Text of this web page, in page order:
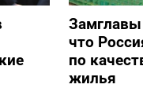
что
по
жилья